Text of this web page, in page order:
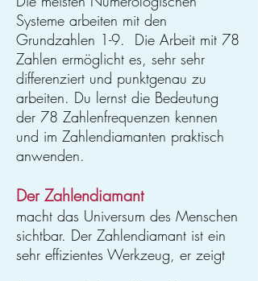
Systeme arbeiten mit den
Grundzahlen 1-9. Die Arbeit mit 78
Zahlen ermöglicht es, sehr sehr
differenziert und punktgenau zu
arbeiten. Du lernst die Bedeutung
der 78 Zahlenfrequenzen kennen
und im Zahlendiamanten praktisch
anwenden.
Der Zahlendiamant
macht das Universum des Menschen
sichtbar. Der Zahlendiamant ist ein
sehr effizientes Werkzeug, er zeigt